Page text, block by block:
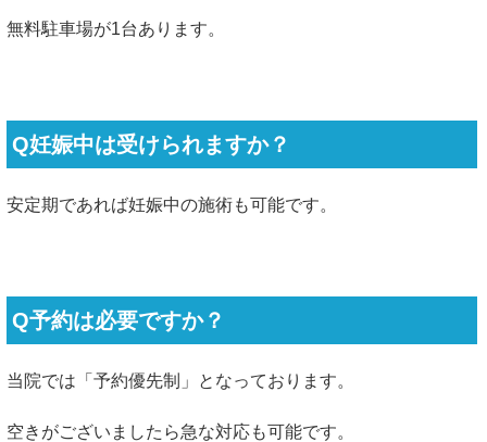
無料駐車場が1台あります。
Q妊娠中は受けられますか？
安定期であれば妊娠中の施術も可能です。
Q予約は必要ですか？
当院では「予約優先制」となっております。
空きがございましたら急な対応も可能です。